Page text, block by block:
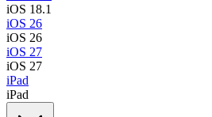
iOS 18.1
iOS 26
iOS 26
iOS 27
iOS 27
iPad
iPad